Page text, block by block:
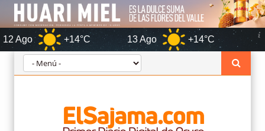
+14°C 13 Ago +14°C Oruro